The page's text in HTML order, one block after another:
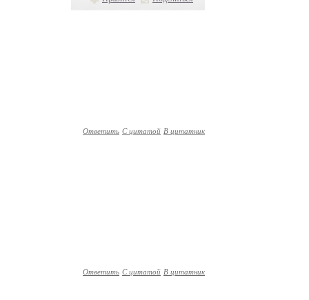
Ответить С цитатой В цитатник
Ответить С цитатой В цитатник